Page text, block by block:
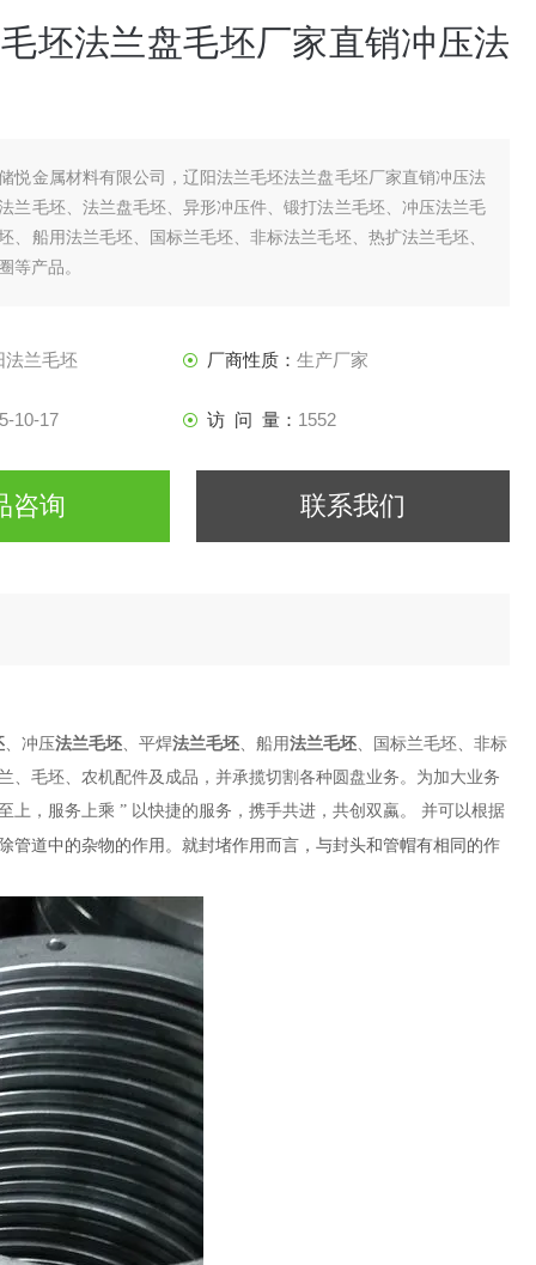
坯法兰盘毛坯厂家直销冲压法
悦金属材料有限公司，辽阳法兰毛坯法兰盘毛坯厂家直销冲压法
兰毛坯、法兰盘毛坯、异形冲压件、锻打法兰毛坯、冲压法兰毛
、船用法兰毛坯、国标兰毛坯、非标法兰毛坯、热扩法兰毛坯、
等产品。
法兰毛坯 厂商性质： 生产厂家
10-17 访 问 量： 1552
咨询 联系我们
、冲压法兰毛坯、平焊法兰毛坯、船用法兰毛坯、国标兰毛坯、非标
毛坯、农机配件及成品，并承揽切割各种圆盘业务。为加大业务
，服务上乘 ” 以快捷的服务，携手共进，共创双蠃。 并可以根据
道中的杂物的作用。就封堵作用而言，与封头和管帽有相同的作